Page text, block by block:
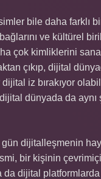
bile daha farklı
ve kültürel
çok kimliklerini
çıkıp, dijital
iz bırakıyor
dünyada da
dijitalleşmenin
bir kişinin
da dijital